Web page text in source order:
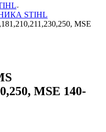
STIHL
MSE
MSE 140-